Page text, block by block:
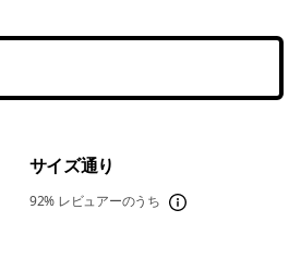
サイズ通り
92% レビュアーのうち